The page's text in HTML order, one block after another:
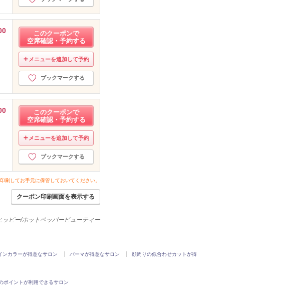
このクーポンで
空席確認・予約する
メニューを追加して予約
ブックマークする
このクーポンで
空席確認・予約する
メニューを追加して予約
ブックマークする
してお手元に保管しておいてください。
クーポン印刷画面を表示する
ッピー/ホットペッパービューティー
ンカラーが得意なサロン パーマが得意なサロン
顔周りの似合わせカットが得
ポイントが利用できるサロン